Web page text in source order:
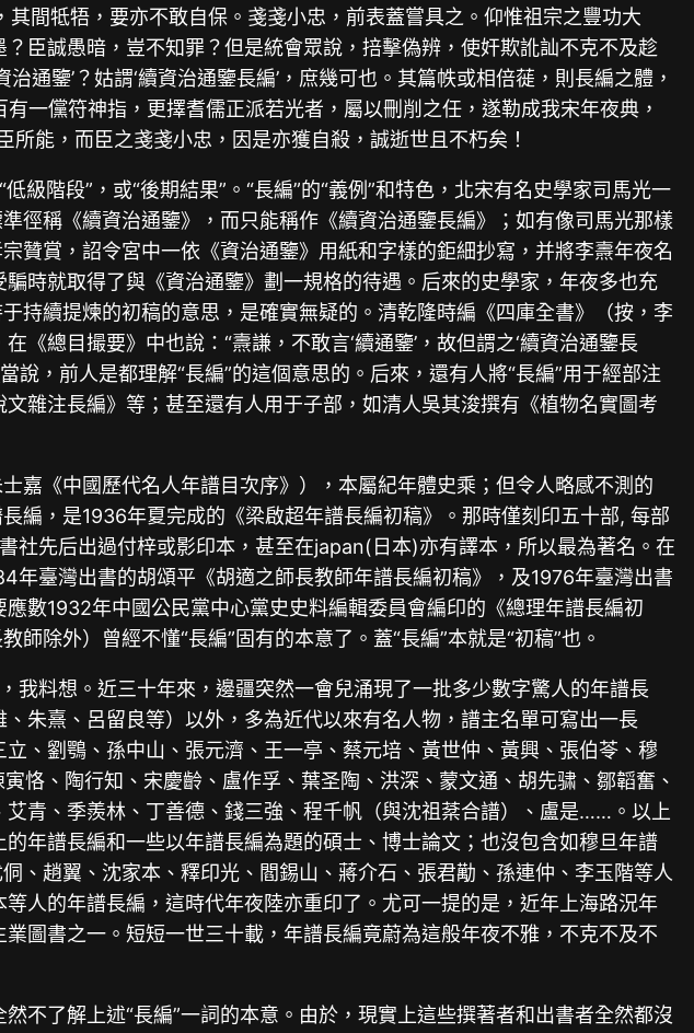
間牴牾，要亦不敢自保。戔戔小忠，前表蓋嘗具之。仰惟祖宗之豐功大
臣誠愚暗，豈不知罪？但是統會眾說，掊擊偽辨，使奸欺訛訕不克不及趁
鑒’？姑謂‘續資治通鑒長編’，庶幾可也。其篇帙或相倍蓰，則長編之體，
一儻符神指，更擇耆儒正派若光者，屬以刪削之任，遂勒成我宋年夜典，
能，而臣之戔戔小忠，因是亦獲自殺，誠逝世且不朽矣！
級階段”，或“後期結果”。“長編”的“義例”和特色，北宋有名史學家司馬光一
徑稱《續資治通鑒》，而只能稱作《續資治通鑒長編》；如有像司馬光那樣
贊賞，詔令宮中一依《資治通鑒》用紙和字樣的鉅細抄寫，并將李燾年夜名
時就取得了與《資治通鑒》劃一規格的待遇。后來的史學家，年夜多也充
持續提煉的初稿的意思，是確實無疑的。清乾隆時編《四庫全書》（按，李
總目撮要》中也說：“燾謙，不敢言‘續通鑒’，故但謂之‘續資治通鑒長
當說，前人是都理解“長編”的這個意思的。后來，還有人將“長編”用于經部注
雜注長編》等；甚至還有人用于子部，如清人吳其浚撰有《植物名實圖考
嘉《中國歷代名人年譜目次序》），本屬紀年體史乘；但令人略感不測的
編，是1936年夏完成的《梁啟超年譜長編初稿》。那時僅刻印五十部, 每部
社先后出過付梓或影印本，甚至在japan(日本)亦有譯本，所以最為著名。在
臺灣出書的胡頌平《胡適之師長教師年譜長編初稿》，及1976年臺灣出書
數1932年中國公民黨中心黨史史料編輯委員會編印的《總理年譜長編初
除外）曾經不懂“長編”固有的本意了。蓋“長編”本就是“初稿”也。
我料想。近三十年來，邊疆突然一會兒涌現了一批多少數字驚人的年譜長
朱熹、呂留良等）以外，多為近代以來有名人物，譜主名單可寫出一長
、劉鶚、孫中山、張元濟、王一亭、蔡元培、黃世仲、黃興、張伯苓、穆
恪、陶行知、宋慶齡、盧作孚、葉圣陶、洪深、蒙文通、胡先骕、鄒韜奮、
青、季羨林、丁善德、錢三強、程千帆（與沈祖棻合譜）、盧是……。以上
年譜長編和一些以年譜長編為題的碩士、博士論文；也沒包含如穆旦年譜
、趙翼、沈家本、釋印光、閻錫山、蔣介石、張君勱、孫連仲、李玉階等人
人的年譜長編，這時代年夜陸亦重印了。尤可一提的是，近年上海路況年
圖書之一。短短一世三十載，年譜長編竟蔚為這般年夜不雅，不克不及不
不了解上述“長編”一詞的本意。由於，現實上這些撰著者和出書者全然都沒